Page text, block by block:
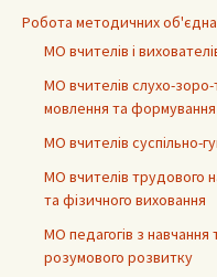
Робота методичних
МО вчителів і
МО вчителів слухо-
мовлення та
МО вчителів суспільно-
МО вчителів трудового
та фізичного виховання
МО педагогів з
розумового розвитку